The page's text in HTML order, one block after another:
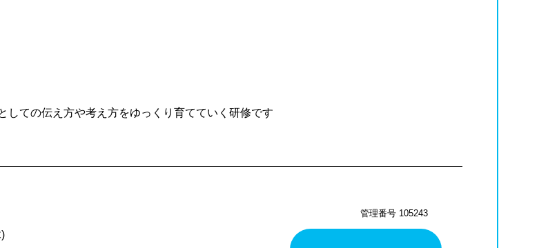
ての伝え方や考え方をゆっくり育てていく研修です
管理番号 105243